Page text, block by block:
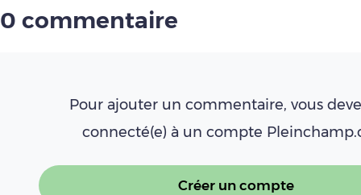
0 commentaire
Pour ajouter un commentaire, vous
connecté(e) à un compte
Créer un compte